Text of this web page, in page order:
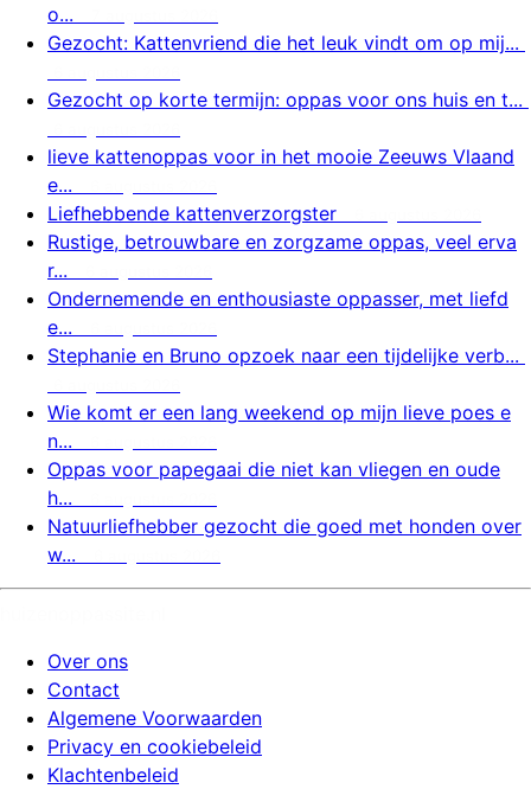
o...
Gezocht: Kattenvriend die het leuk vindt om op mij...
Gezocht op korte termijn: oppas voor ons huis en t...
lieve kattenoppas voor in het mooie Zeeuws Vlaand
e...
Liefhebbende kattenverzorgster
Rustige, betrouwbare en zorgzame oppas, veel erva
r...
Ondernemende en enthousiaste oppasser, met liefd
e...
Stephanie en Bruno opzoek naar een tijdelijke verb...
Wie komt er een lang weekend op mijn lieve poes e
n...
Oppas voor papegaai die niet kan vliegen en oude
h...
Natuurliefhebber gezocht die goed met honden over
w...
Over ons
Contact
Algemene Voorwaarden
Privacy en cookiebeleid
Klachtenbeleid